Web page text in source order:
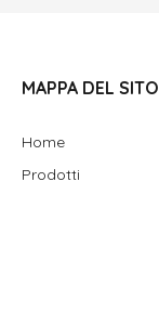
MAPPA DEL SITO
Home
Prodotti